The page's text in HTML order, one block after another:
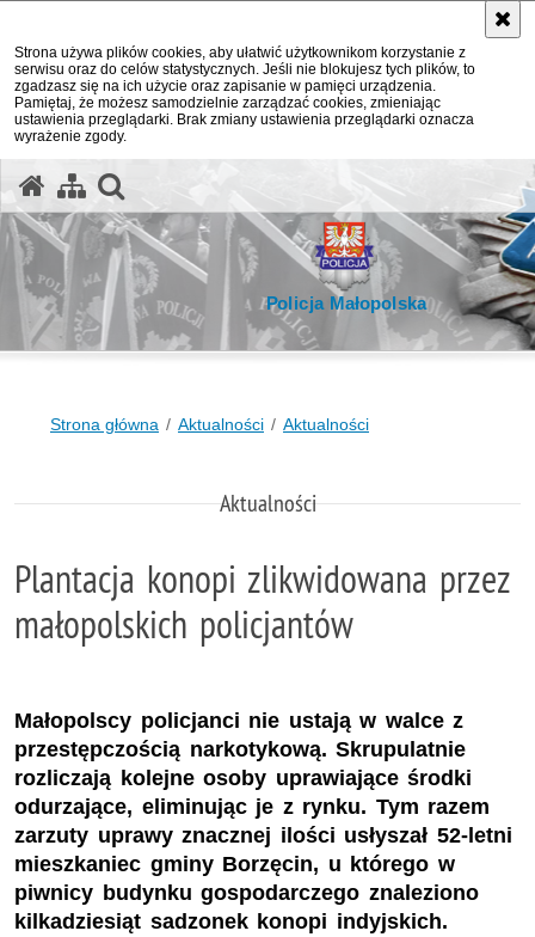
Strona używa plików cookies, aby ułatwić użytkownikom korzystanie z
serwisu oraz do celów statystycznych. Jeśli nie blokujesz tych plików, to
zgadzasz się na ich użycie oraz zapisanie w pamięci urządzenia.
Pamiętaj, że możesz samodzielnie zarządzać cookies, zmieniając
ustawienia przeglądarki. Brak zmiany ustawienia przeglądarki oznacza
wyrażenie zgody.
Policja Małopolska
Strona główna Aktualności Aktualności
Aktualności
Plantacja konopi zlikwidowana przez
małopolskich policjantów
Małopolscy policjanci nie ustają w walce z
przestępczością narkotykową. Skrupulatnie
rozliczają kolejne osoby uprawiające środki
odurzające, eliminując je z rynku. Tym razem
zarzuty uprawy znacznej ilości usłyszał 52-letni
mieszkaniec gminy Borzęcin, u którego w
piwnicy budynku gospodarczego znaleziono
kilkadziesiąt sadzonek konopi indyjskich.